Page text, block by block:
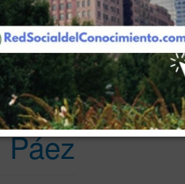
Páez